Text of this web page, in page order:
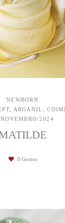
NEWBORN
ARGANIL,
2024
0 Gostos